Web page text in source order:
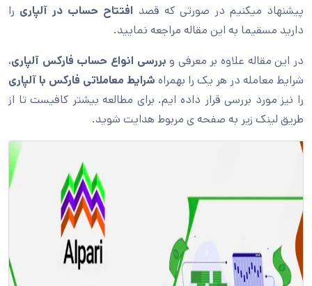
پیشنهاد میکنیم در صورتی که قصد افتتاح حساب در آلپاری را
دارید مسقیما به این مقاله مراجعه نمایید.
در این مقاله علاوه بر معرفی و بررسی انواع حساب فارکس آلپاری،
شرایط معامله در هر یک را بهمراه شرایط معاملاتی فارکس با آلپاری
را نیز مورد بررسی قرار داده ایم. برای مطالعه بیشتر کافیست تا از
طریق لینک زیر به صفحه ی مربوط هدایت شوید.